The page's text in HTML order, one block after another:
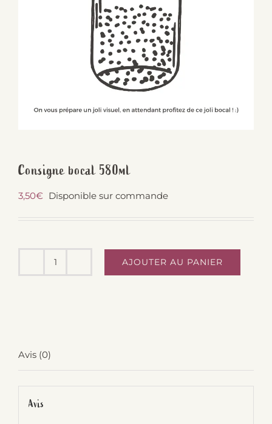
Consigne bocal 580ml
3,50€ Disponible sur commande
AJOUTER AU PANIER
Avis (0)
Avis